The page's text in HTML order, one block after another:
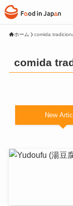
ホーム comida
comida
New